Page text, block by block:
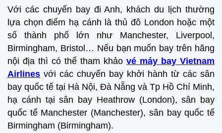
Với các chuyến bay đi Anh, khách du lịch thường
lựa chọn điểm hạ cánh là thủ đô London hoặc một
số thành phố lớn như Manchester, Liverpool,
Birmingham, Bristol… Nếu bạn muốn bay trên hãng
nội địa thì có thể tham khảo vé máy bay Vietnam
Airlines với các chuyến bay khởi hành từ các sân
bay quốc tế tại Hà Nội, Đà Nẵng và Tp Hồ Chí Minh,
hạ cánh tại sân bay Heathrow (London), sân bay
quốc tế Manchester (Manchester), sân bay quốc tế
Birmingham (Birmingham).